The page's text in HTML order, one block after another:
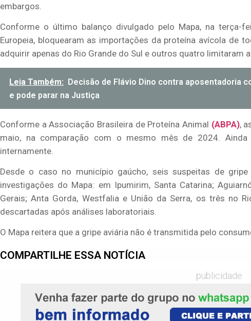
embargos.
Conforme o último balanço divulgado pelo Mapa, na terça-
Europeia, bloquearam as importações da proteína avícola de
adquirir apenas do Rio Grande do Sul e outros quatro limitaram
Leia Também: Decisão de Flávio Dino contra aposentadoria
e pode parar na Justiça
Conforme a Associação Brasileira de Proteína Animal (ABPA),
maio, na comparação com o mesmo mês de 2024.
internamente.
Desde o caso no município gaúcho, seis suspeitas de
investigações do Mapa: em Ipumirim, Santa Catarina;
Gerais; Anta Gorda, Westfalia e União da Serra, os três no
descartadas após análises laboratoriais.
O Mapa reitera que a gripe aviária não é transmitida pelo
COMPARTILHE ESSA NOTÍCIA
publicidade